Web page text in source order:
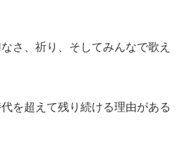
さ、祈り、そしてみんなで歌え
を超えて残り続ける理由がある